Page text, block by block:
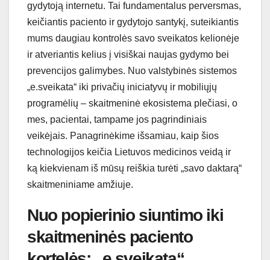
gydytoją internetu. Tai fundamentalus perversmas,
keičiantis paciento ir gydytojo santykį, suteikiantis
mums daugiau kontrolės savo sveikatos kelionėje
ir atveriantis kelius į visiškai naujas gydymo bei
prevencijos galimybes. Nuo valstybinės sistemos
„e.sveikata“ iki privačių iniciatyvų ir mobiliųjų
programėlių – skaitmeninė ekosistema plečiasi, o
mes, pacientai, tampame jos pagrindiniais
veikėjais. Panagrinėkime išsamiau, kaip šios
technologijos keičia Lietuvos medicinos veidą ir
ką kiekvienam iš mūsų reiškia turėti „savo daktarą“
skaitmeniniame amžiuje.
Nuo popierinio siuntimo iki
skaitmeninės paciento